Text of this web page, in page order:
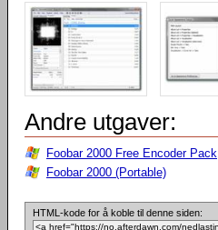
Andre utgaver:
Foobar 2000 Free Encoder Pack
Foobar 2000 (Portable)
HTML-kode for å koble til denne siden: